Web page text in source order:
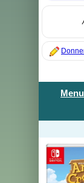
Menu